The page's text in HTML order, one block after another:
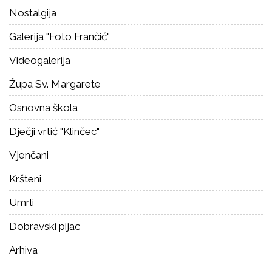
Nostalgija
Galerija "Foto Frančić"
Videogalerija
Župa Sv. Margarete
Osnovna škola
Dječji vrtić "Klinčec"
Vjenčani
Kršteni
Umrli
Dobravski pijac
Arhiva